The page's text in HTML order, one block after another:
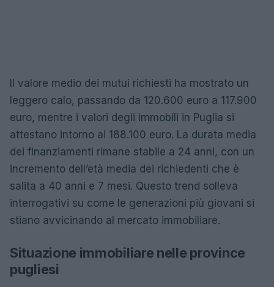
Il valore medio dei mutui richiesti ha mostrato un
leggero calo, passando da 120.600 euro a 117.900
euro, mentre i valori degli immobili in Puglia si
attestano intorno ai 188.100 euro. La durata media
dei finanziamenti rimane stabile a 24 anni, con un
incremento dell’età media dei richiedenti che è
salita a 40 anni e 7 mesi. Questo trend solleva
interrogativi su come le generazioni più giovani si
stiano avvicinando al mercato immobiliare.
Situazione immobiliare nelle province
pugliesi